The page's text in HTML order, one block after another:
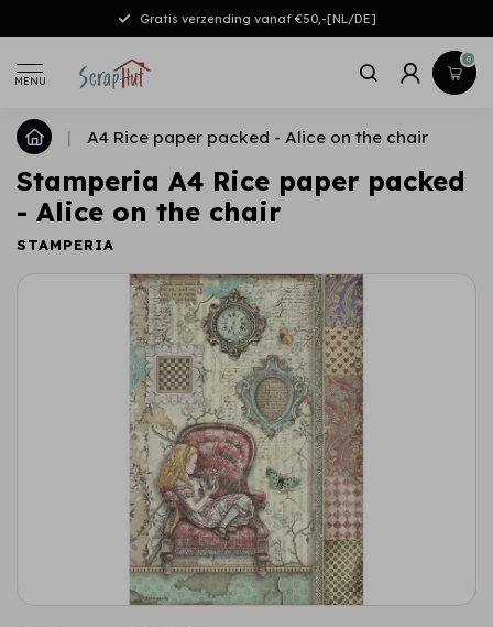
Gratis verzending vanaf €50,-[NL/DE]
MENU
0
| A4 Rice paper packed - Alice on the chair
Stamperia A4 Rice paper packed
- Alice on the chair
STAMPERIA